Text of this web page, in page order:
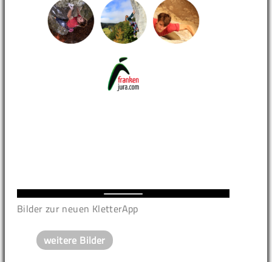
Bilder zur neuen KletterApp
weitere Bilder